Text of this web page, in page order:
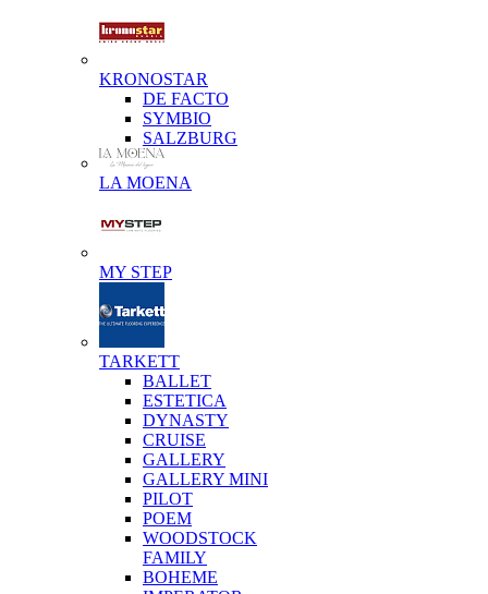
KRONOSTAR
DE FACTO
SYMBIO
SALZBURG
LA MOENA
MY STEP
TARKETT
BALLET
ESTETICA
DYNASTY
CRUISE
GALLERY
GALLERY MINI
PILOT
POEM
WOODSTOCK
FAMILY
BOHEME